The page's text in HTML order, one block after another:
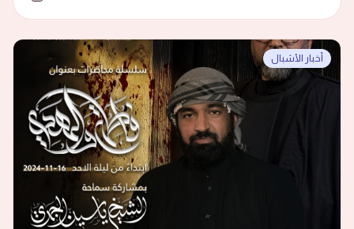
أخبار الأشبال